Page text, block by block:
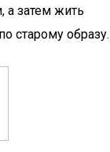
а затем жить
старому образу.